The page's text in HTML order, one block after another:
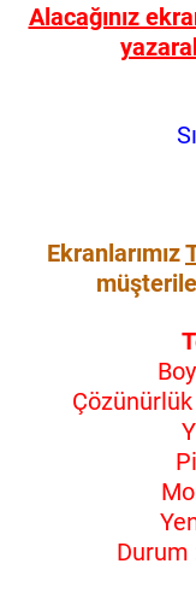
Alacağınız
Ekranlarımız
Çözünürlük
Durum